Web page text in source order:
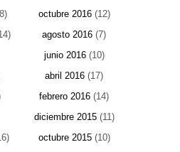
octubre 2016(12)
agosto 2016 (7)
junio 2016(10)
abril 2016 (17)
febrero 2016 (14)
diciembre 2015(11)
octubre 2015(10)